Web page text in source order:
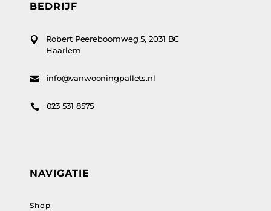
BEDRIJF

Robert Peereboomweg 5, 2031 BC
Haarlem
 info@vanwooningpallets.nl
 023 531 8575
NAVIGATIE
Shop